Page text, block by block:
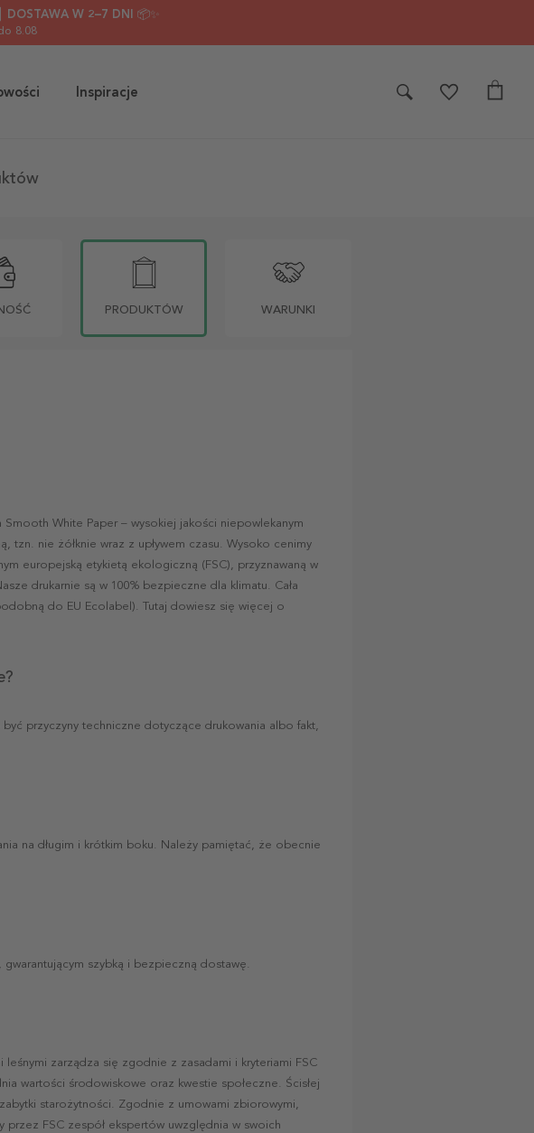
DOSTAWA W 2–7 DNI 📦✨
8.08
Inspiracje
PRODUKTÓW WARUNKI
White Paper – wysokiej jakości niepowlekanym
tzn. nie żółknie wraz z upływem czasu. Wysoko cenimy
europejską etykietą ekologiczną (FSC), przyznawaną w
drukarnie są w 100% bezpieczne dla klimatu. Cała
do EU Ecolabel). Tutaj dowiesz się więcej o
przyczyny techniczne dotyczące drukowania albo fakt,
na długim i krótkim boku. Należy pamiętać, że obecnie
szybką i bezpieczną dostawę.
zarządza się zgodnie z zasadami i kryteriami FSC
wartości środowiskowe oraz kwestie społeczne. Ścisłej
starożytności. Zgodnie z umowami zbiorowymi,
FSC zespół ekspertów uwzględnia w swoich